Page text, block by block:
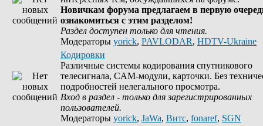
Новичкам форума предлагаем в первую
ознакомиться с этим разделом!
Раздел доступен только для чтения.
Модераторы yorick, PAVLODAR, HDTV-Ukraine
Кодировки
Различные системы кодирования спутникового
телесигнала, CAM-модули, карточки. Без
подробностей нелегального просмотра.
Вход в раздел - только для зарегистрированных
пользователей.
Модераторы yorick, JaWa, Витс, fonaref, SGN